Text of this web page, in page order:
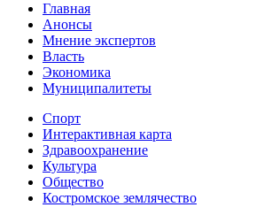
Главная
Анонсы
Мнение экспертов
Власть
Экономика
Муниципалитеты
Спорт
Интерактивная карта
Здравоохранение
Культура
Общество
Костромское землячество